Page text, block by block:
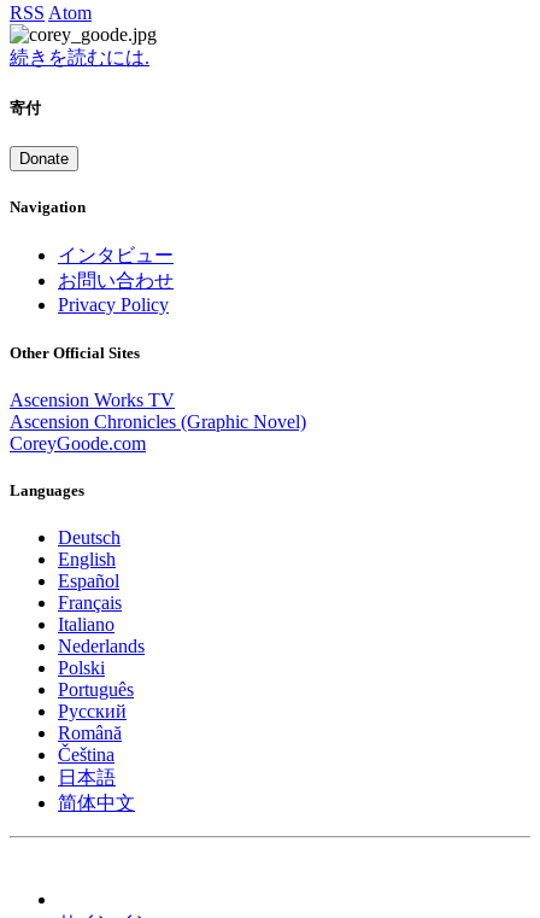
RSS Atom
続きを読むには.
寄付
Donate
Navigation
インタビュー
お問い合わせ
Privacy Policy
Other Official Sites
Ascension Works TV
Ascension Chronicles (Graphic Novel)
CoreyGoode.com
Languages
Deutsch
English
Español
Français
Italiano
Nederlands
Polski
Português
Pусский
Română
Čeština
日本語
简体中文